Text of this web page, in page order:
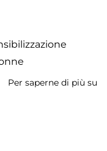
Per saperne di più su